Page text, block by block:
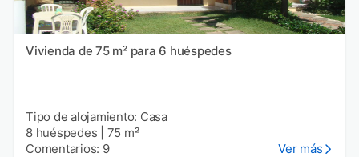
Vivienda de 75 m² para 6 huéspedes
Tipo de alojamiento: Casa
8 huéspedes
75 m²
Comentarios: 9
Ver más